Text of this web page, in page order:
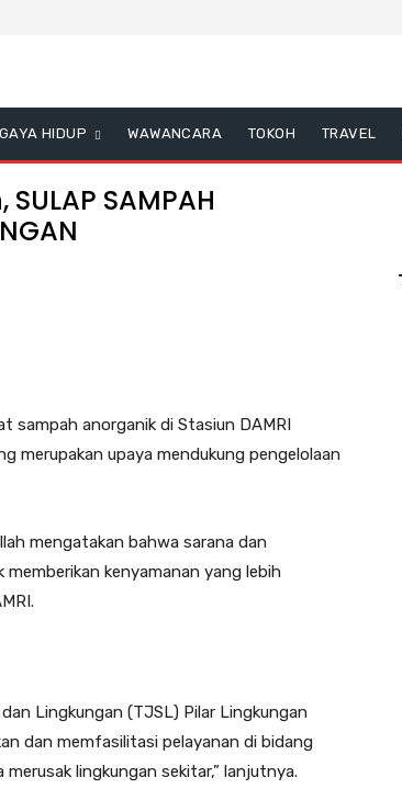
GAYA HIDUP WAWANCARA TOKOH TRAVEL
SAMPAH
sampah anorganik di Stasiun DAMRI
merupakan upaya mendukung pengelolaan
mengatakan bahwa sarana dan
kenyamanan yang lebih
Lingkungan (TJSL) Pilar Lingkungan
dan memfasilitasi pelayanan di bidang
lingkungan sekitar,” lanjutnya.